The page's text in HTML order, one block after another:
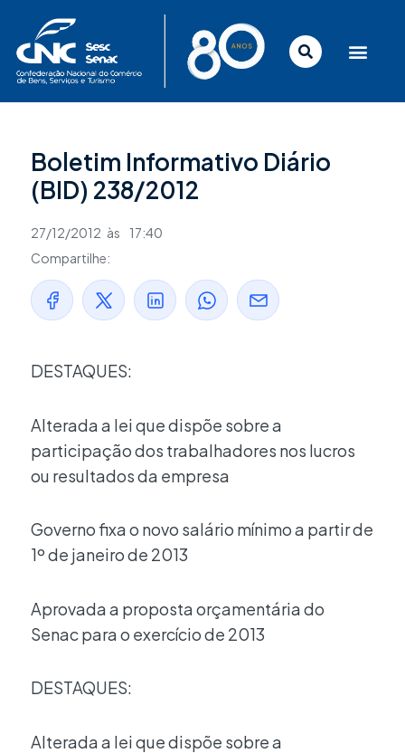
conteúdo
Boletim Informativo Diário
(BID) 238/2012
27/12/2012 às
17:40
Compartilhe:
DESTAQUES:
Alterada a lei que dispõe sobre a
participação dos trabalhadores nos lucros
ou resultados da empresa
Governo fixa o novo salário mínimo a partir de
1º de janeiro de 2013
Aprovada a proposta orçamentária do
Senac para o exercício de 2013
DESTAQUES:
Alterada a lei que dispõe sobre a